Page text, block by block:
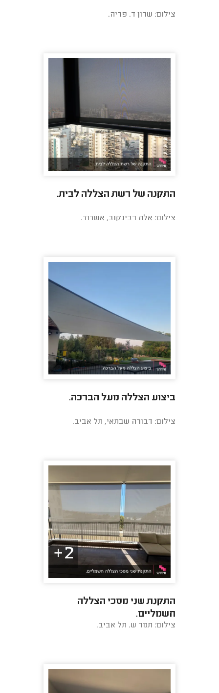
צילום: שרון ד. פדיה.
התקנה של רשת הצללה לבית.
צילום: אלה רבינקוב, אשדוד.
ביצוע הצללה מעל הברכה.
צילום: דבורה שבתאי, תל אביב.
2+
התקנת שני מסכי הצללה
חשמליים.
צילום: תמר ש. תל אביב.